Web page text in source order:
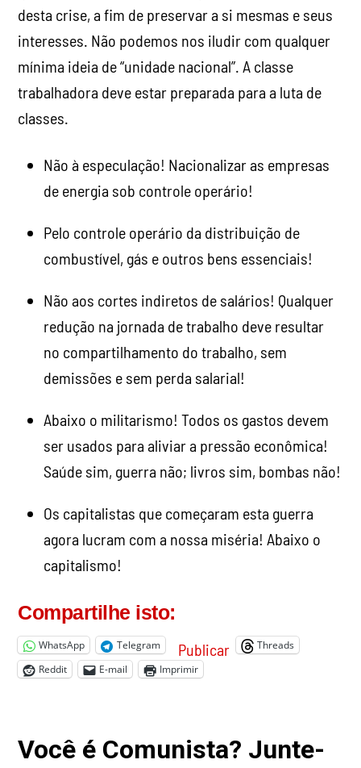
desta crise, a fim de preservar a si mesmas e seus
interesses. Não podemos nos iludir com qualquer
mínima ideia de “unidade nacional”. A classe
trabalhadora deve estar preparada para a luta de
classes.
Não à especulação! Nacionalizar as empresas
de energia sob controle operário!
Pelo controle operário da distribuição de
combustível, gás e outros bens essenciais!
Não aos cortes indiretos de salários! Qualquer
redução na jornada de trabalho deve resultar
no compartilhamento do trabalho, sem
demissões e sem perda salarial!
Abaixo o militarismo! Todos os gastos devem
ser usados para aliviar a pressão econômica!
Saúde sim, guerra não; livros sim, bombas não!
Os capitalistas que começaram esta guerra
agora lucram com a nossa miséria! Abaixo o
capitalismo!
Compartilhe isto:
WhatsApp Telegram Publicar
Threads
Reddit
E-mail Imprimir